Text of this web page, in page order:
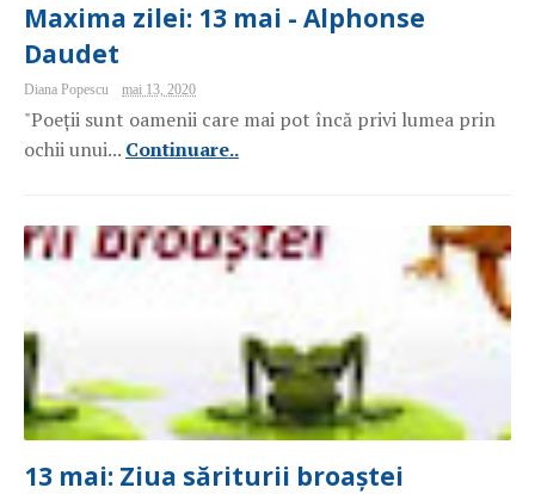
Maxima zilei: 13 mai - Alphonse
Daudet
Diana Popescu mai 13, 2020
"Poeții sunt oamenii care mai pot încă privi lumea prin
ochii unui... Continuare..
13 mai: Ziua săriturii broaștei